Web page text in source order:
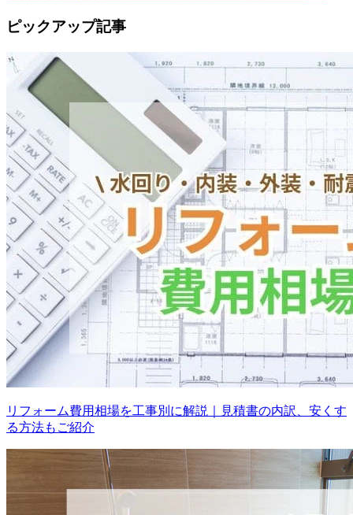
ピックアップ記事
リフォーム費用相場を工事別に解説｜見積書の内訳、安くす
る方法もご紹介